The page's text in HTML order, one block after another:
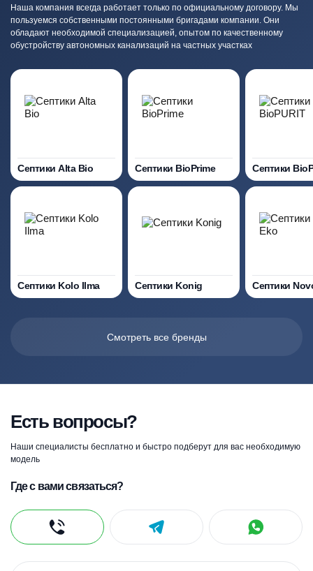
Наша компания всегда работает только по официальному договору. Мы
пользуемся собственными постоянными бригадами компании. Они
обладают необходимой специализацией, опытом по качественному
обустройству автономных канализаций на частных участках
Септики Alta Bio Септики BioPrime Септики
Септики Kolo Ilma Септики Konig Септики
Смотреть все бренды
Есть вопросы?
Наши специалисты бесплатно и быстро подберут для вас необходимую
модель
Где с вами связаться?